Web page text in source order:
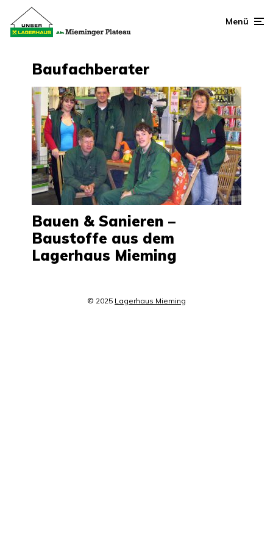
Menü
Baufachberater
Bauen & Sanieren –
Baustoffe aus dem
Lagerhaus Mieming
© 2025 Lagerhaus Mieming